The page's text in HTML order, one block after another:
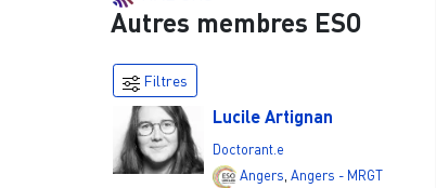
Autres membres ESO
Filtres
Lucile Artignan
Doctorant.e
Angers,Angers - MRGT